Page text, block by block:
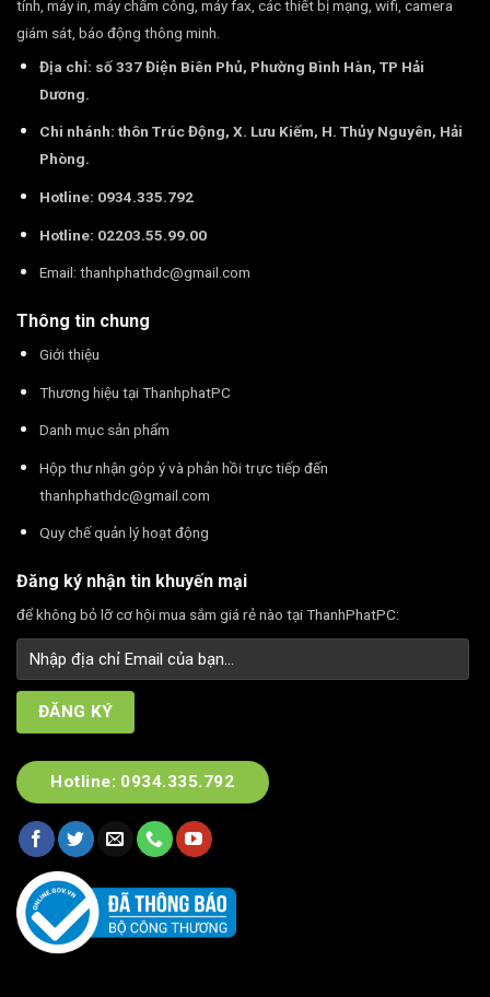
tính, máy in, máy chấm công, máy fax, các thiết bị mạng, wifi, camera
giám sát, báo động thông minh.
Địa chỉ: số 337 Điện Biên Phủ, Phường Bình Hàn, TP Hải
Dương.
Chi nhánh: thôn Trúc Động, X. Lưu Kiếm, H. Thủy Nguyên, Hải
Phòng.
Hotline: 0934.335.792
Hotline: 02203.55.99.00
Email: thanhphathdc@gmail.com
Thông tin chung
Giới thiệu
Thương hiệu tại ThanhphatPC
Danh mục sản phẩm
Hộp thư nhận góp ý và phản hồi trực tiếp đến
thanhphathdc@gmail.com
Quy chế quản lý hoạt động
Đăng ký nhận tin khuyến mại
để không bỏ lỡ cơ hội mua sắm giá rẻ nào tại ThanhPhatPC:
Hotline: 0934.335.792